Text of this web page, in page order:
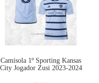
Camisola 1º Sporting Kansas
City Jogador Zusi 2023-2024